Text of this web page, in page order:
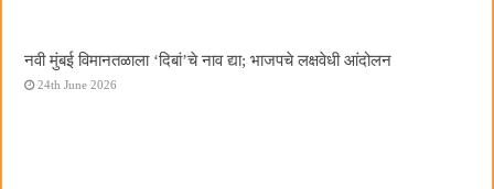
नवी मुंबई विमानतळाला ‌‘दिबां‌’चे नाव द्या; भाजपचे लक्षवेधी आंदोलन
24th June 2026